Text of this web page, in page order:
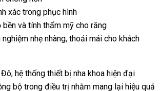
xác trong phục hình
bền và tính thẩm mỹ cho răng
nhẹ nhàng, thoải mái cho khách
hệ thống thiết bị nha khoa hiện đại
bộ trong điều trị nhằm mang lại hiệu quả